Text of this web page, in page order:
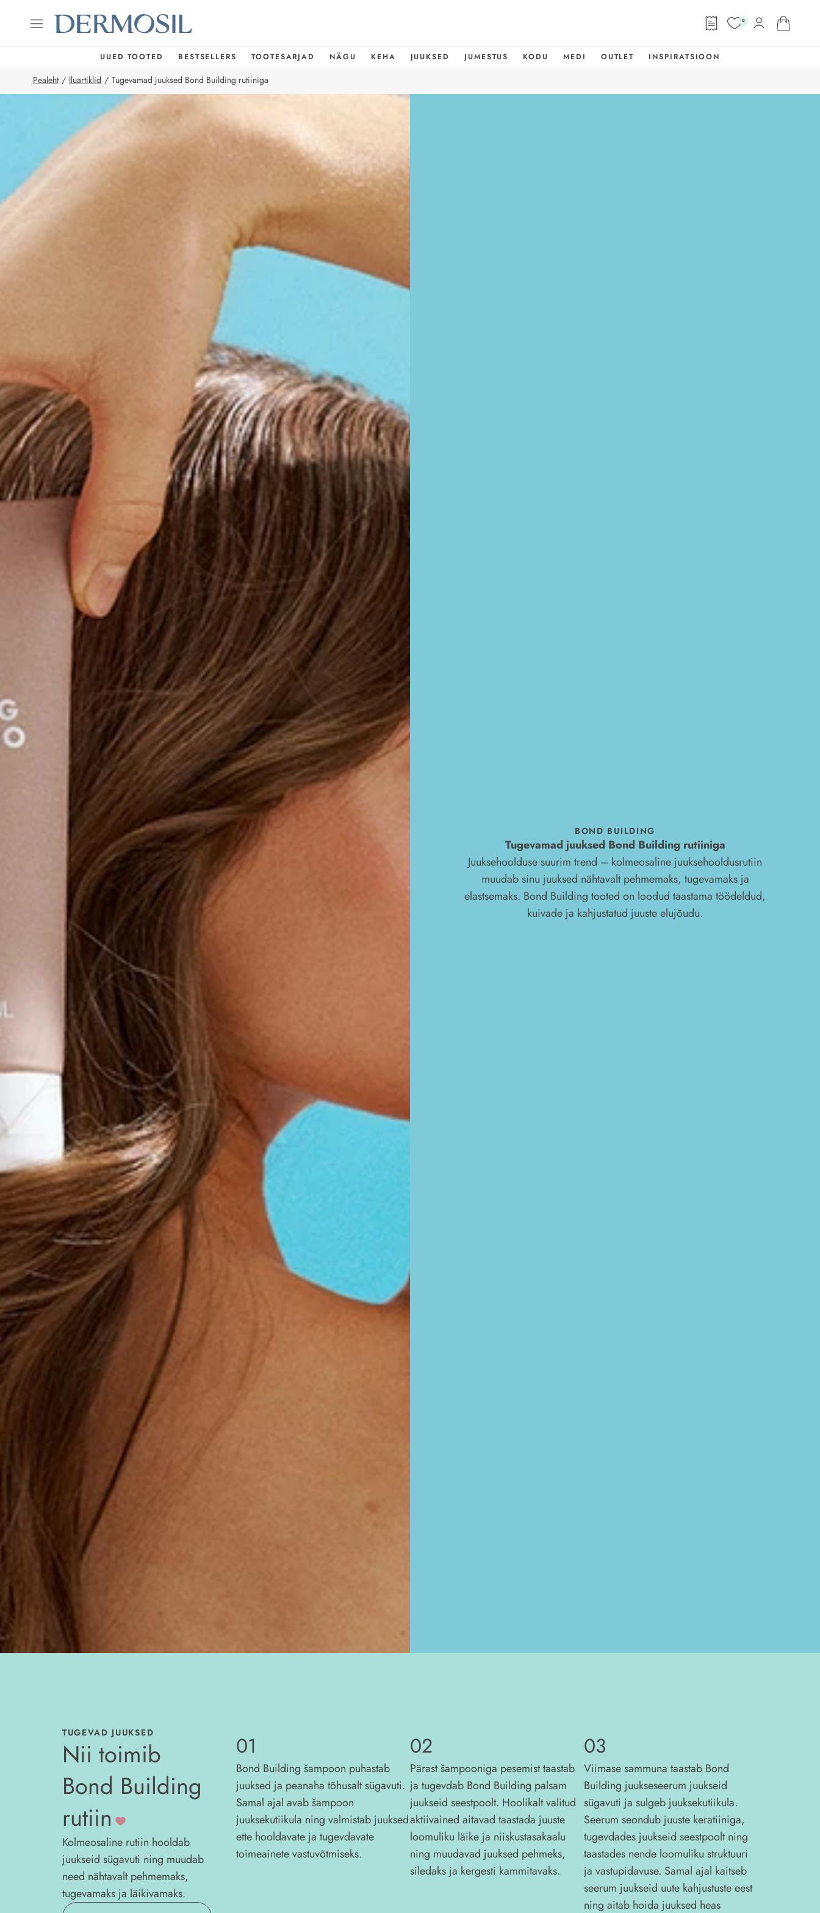
0
UUED TOOTED BESTSELLERS TOOTESARJAD NÄGU KEHA JUUKSED JUMESTUS KODU MEDI OUTLET INSPIRATSIOON
Pealeht / Iluartiklid / Tugevamad juuksed Bond Building rutiiniga
BOND BUILDING
Tugevamad juuksed Bond Building rutiiniga
Juuksehoolduse suurim trend – kolmeosaline juuksehooldusrutiin
muudab sinu juuksed nähtavalt pehmemaks, tugevamaks ja
elastsemaks. Bond Building tooted on loodud taastama töödeldud,
kuivade ja kahjustatud juuste elujõudu.
TUGEVAD JUUKSED
Nii toimib
Bond Building
rutiin
Kolmeosaline rutiin hooldab
juukseid sügavuti ning muudab
need nähtavalt pehmemaks,
tugevamaks ja läikivamaks.
01
Bond Building šampoon puhastab
juuksed ja peanaha tõhusalt sügavuti.
Samal ajal avab šampoon
juuksekutiikula ning valmistab juuksed
ette hooldavate ja tugevdavate
toimeainete vastuvõtmiseks.
02
Pärast šampooniga pesemist taastab
ja tugevdab Bond Building palsam
juukseid seestpoolt. Hoolikalt valitud
aktiivained aitavad taastada juuste
loomuliku läike ja niiskustasakaalu
ning muudavad juuksed pehmeks,
siledaks ja kergesti kammitavaks.
03
Viimase sammuna taastab Bond
Building juukseseerum juukseid
sügavuti ja sulgeb juuksekutiikula.
Seerum seondub juuste keratiiniga,
tugevdades juukseid seestpoolt ning
taastades nende loomuliku struktuuri
ja vastupidavuse. Samal ajal kaitseb
seerum juukseid uute kahjustuste eest
ning aitab hoida juuksed heas